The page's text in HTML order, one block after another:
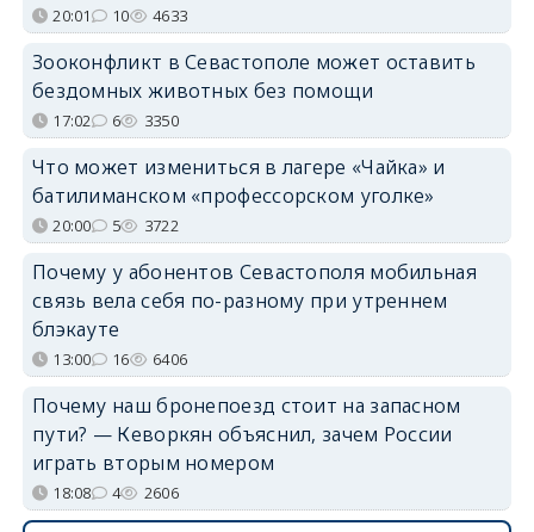
20:01 10 4633
Зооконфликт в Севастополе может оставить
бездомных животных без помощи
17:02 6 3350
Что может измениться в лагере «Чайка» и
батилиманском «профессорском уголке»
20:00 5 3722
Почему у абонентов Севастополя мобильная
связь вела себя по-разному при утреннем
блэкауте
13:00 16 6406
Почему наш бронепоезд стоит на запасном
пути? — Кеворкян объяснил, зачем России
играть вторым номером
18:08 4 2606